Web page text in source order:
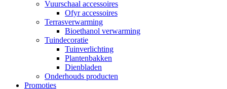
Vuurschaal accessoires
Ofyr accessoires
Terrasverwarming
Bioethanol verwarming
Tuindecoratie
Tuinverlichting
Plantenbakken
Dienbladen
Onderhouds producten
Promoties